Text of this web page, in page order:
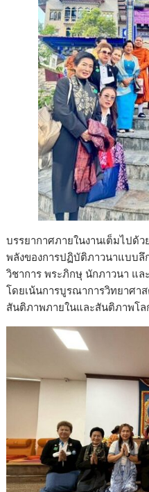
บรรยากาศภายในงานเต็มไปด้
พลังของการปฏิบัติภาวนาแบบลึ
วิชาการ พระภิกษุ นักภาวนา แ
โดยเน้นการบูรณาการวิทยาศา
สันติภาพภายในและสันติภาพโล